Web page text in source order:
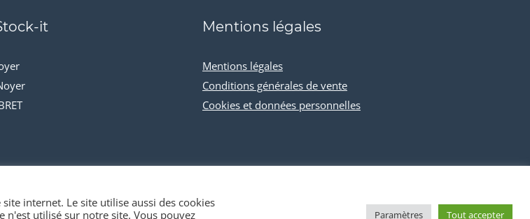
it Mentions légales
Mentions légales
Conditions générales de vente
Cookies et données personnelles
internet. Le site utilise aussi des cookies
utilisé sur notre site. Vous pouvez
Paramètres Tout accepter